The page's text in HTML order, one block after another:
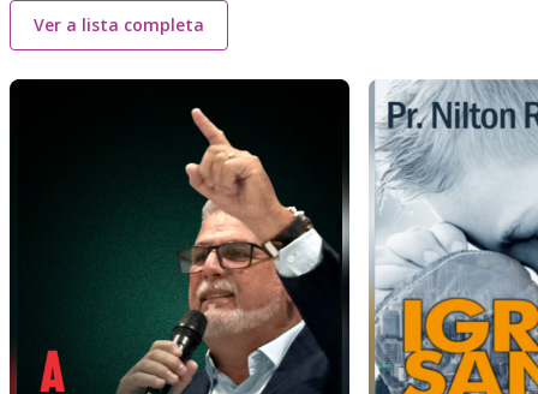
Ver a lista completa